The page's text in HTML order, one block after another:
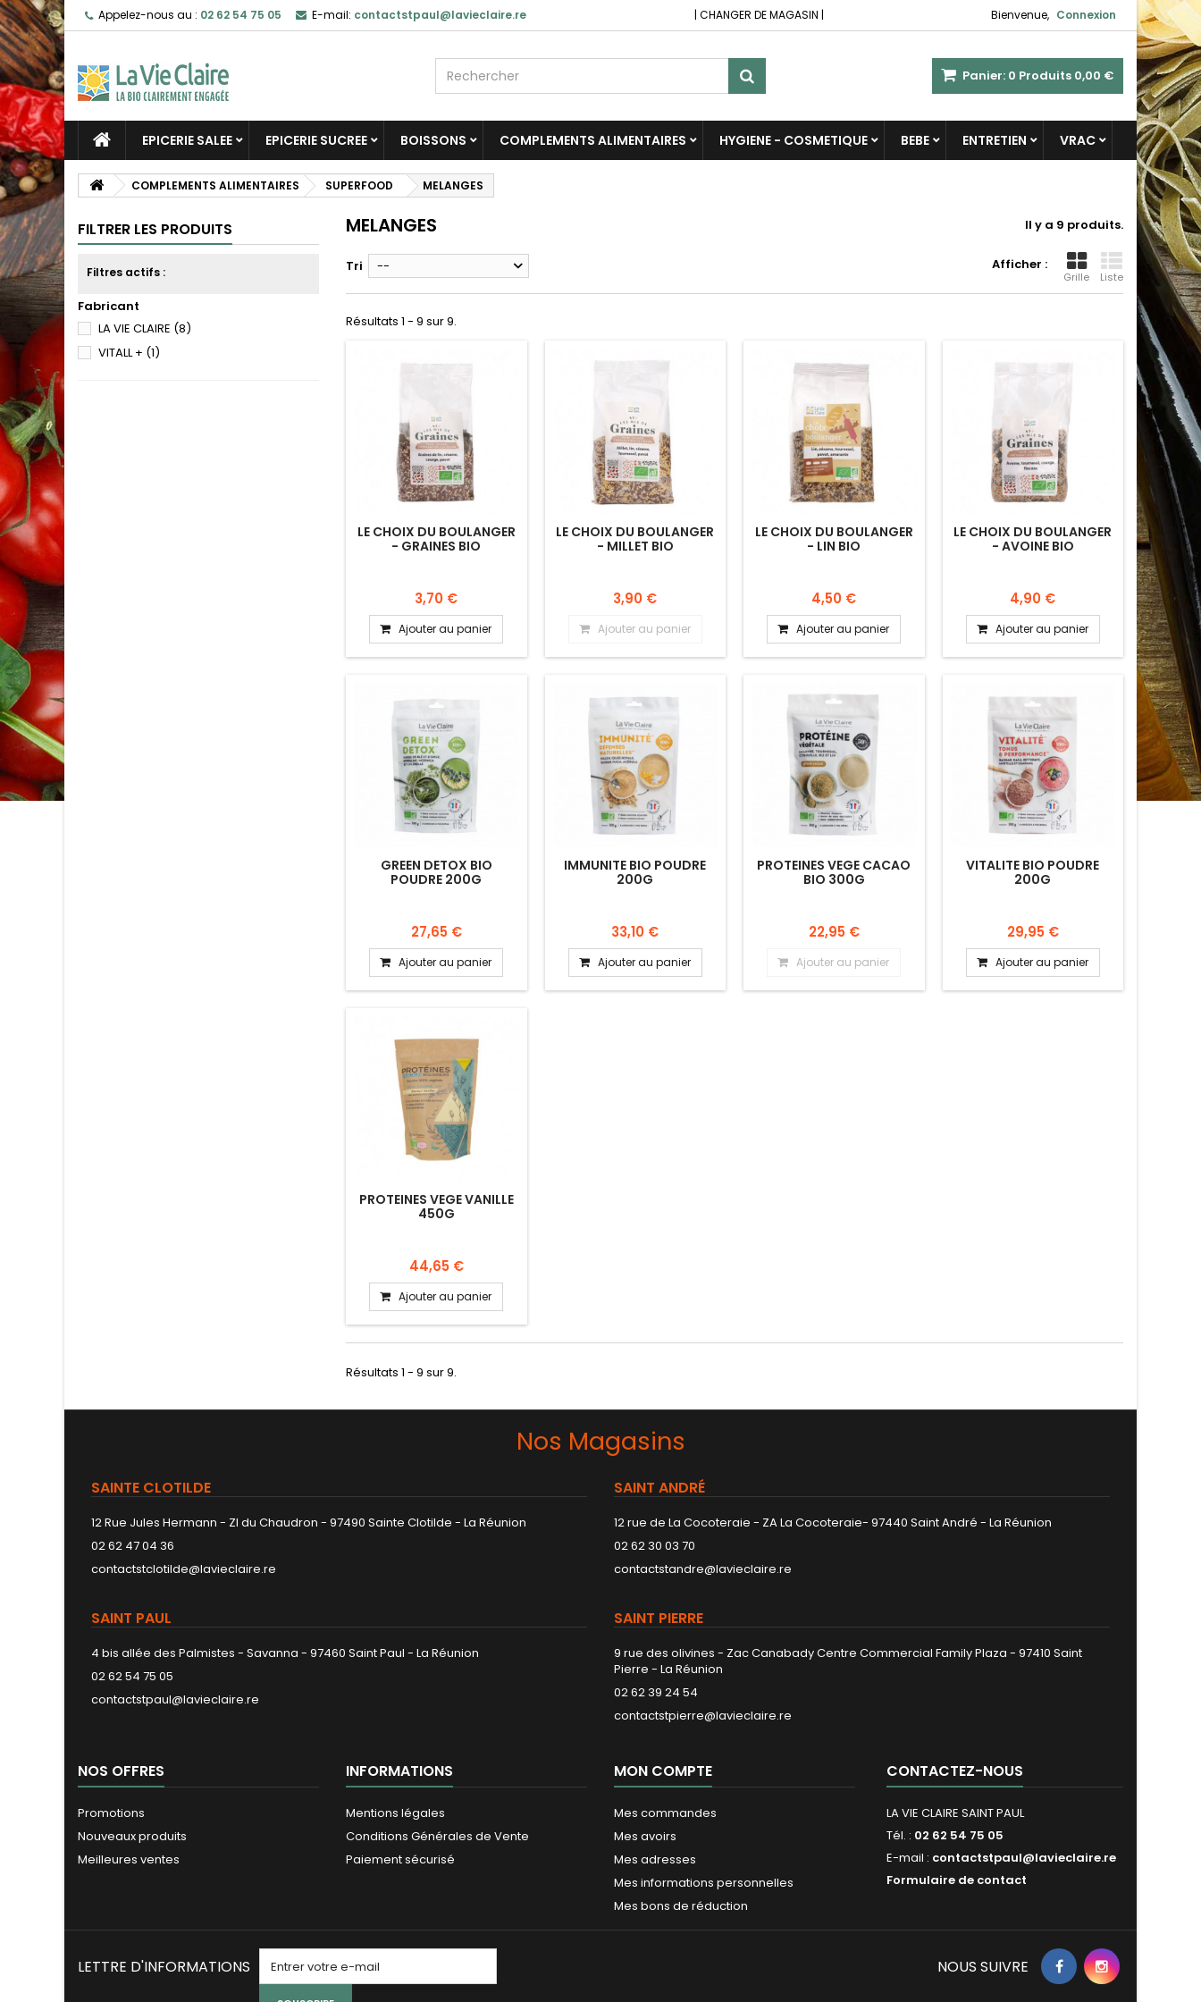
Bienvenue, Connexion
Appelez-nous au : 02 62 54 75 05 E-mail: contactstpaul@lavieclaire.re | CHANGER DE MAGASIN |
Panier: 0 Produits 0,00 €
EPICERIE SALEE EPICERIE SUCREE BOISSONS COMPLEMENTS ALIMENTAIRES HYGIENE - COSMETIQUE BEBE ENTRETIEN VRAC
COMPLEMENTS ALIMENTAIRES SUPERFOOD MELANGES
FILTRER LES PRODUITS
Filtres actifs :
Fabricant
LA VIE CLAIRE (8)
VITALL + (1)
MELANGES Il y a 9 produits.
Afficher :
Grille Liste
Tri --
Résultats 1 - 9 sur 9.
LE CHOIX DU BOULANGER
- GRAINES BIO
3,70 €
Ajouter au panier
LE CHOIX DU BOULANGER
- MILLET BIO
3,90 €
Ajouter au panier
LE CHOIX DU BOULANGER
- LIN BIO
4,50 €
Ajouter au panier
LE CHOIX DU BOULANGER
- AVOINE BIO
4,90 €
Ajouter au panier
GREEN DETOX BIO
POUDRE 200G
27,65 €
Ajouter au panier
IMMUNITE BIO POUDRE
200G
33,10 €
Ajouter au panier
PROTEINES VEGE CACAO
BIO 300G
22,95 €
Ajouter au panier
VITALITE BIO POUDRE
200G
29,95 €
Ajouter au panier
PROTEINES VEGE VANILLE
450G
44,65 €
Ajouter au panier
Résultats 1 - 9 sur 9.
Nos Magasins
SAINTE CLOTILDE
12 Rue Jules Hermann - ZI du Chaudron - 97490 Sainte Clotilde - La Réunion
02 62 47 04 36
contactstclotilde@lavieclaire.re
SAINT ANDRÉ
12 rue de La Cocoteraie - ZA La Cocoteraie- 97440 Saint André - La Réunion
02 62 30 03 70
contactstandre@lavieclaire.re
SAINT PAUL
4 bis allée des Palmistes - Savanna - 97460 Saint Paul - La Réunion
02 62 54 75 05
contactstpaul@lavieclaire.re
SAINT PIERRE
9 rue des olivines - Zac Canabady Centre Commercial Family Plaza - 97410 Saint
Pierre - La Réunion
02 62 39 24 54
contactstpierre@lavieclaire.re
NOS OFFRES
Promotions
Nouveaux produits
Meilleures ventes
INFORMATIONS
Mentions légales
Conditions Générales de Vente
Paiement sécurisé
MON COMPTE
Mes commandes
Mes avoirs
Mes adresses
Mes informations personnelles
Mes bons de réduction
CONTACTEZ-NOUS
LA VIE CLAIRE SAINT PAUL
Tél. : 02 62 54 75 05
E-mail : contactstpaul@lavieclaire.re
Formulaire de contact
LETTRE D'INFORMATIONS NOUS SUIVRE